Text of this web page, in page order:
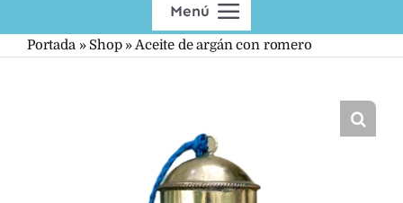
Menú
Productos
Portada» Shop»Aceite de argán con romero